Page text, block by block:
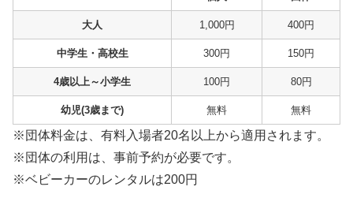
大人 1,000円 400円
中学生・高校生 300円 150円
4歳以上～小学生 100円 80円
幼児(3歳まで) 無料 無料
※団体料金は、有料入場者20名以上から適用されます。
※団体の利用は、事前予約が必要です。
※ベビーカーのレンタルは200円